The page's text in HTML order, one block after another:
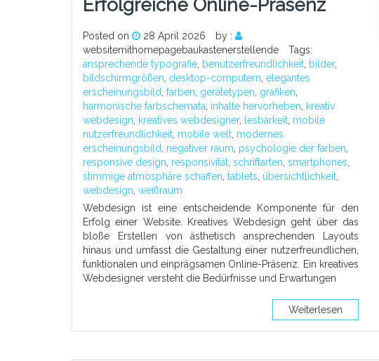
Erfolgreiche Online-Präsenz
Posted on 28 April 2026
by :
websitemithomepagebaukastenerstellende
Tags:
ansprechende typografie benutzerfreundlichkeit bilder,
bildschirmgrößen desktop-computern elegantes
erscheinungsbild farben gerätetypen grafiken
harmonische farbschemata inhalte hervorheben
kreativ
webdesign
kreatives webdesigner, lesbarkeit mobile
nutzerfreundlichkeit mobile welt modernes
erscheinungsbild
negativer raum psychologie der farben
responsive design responsivität schriftarten smartphones
stimmige atmosphäre schaffen tablets übersichtlichkeit
webdesign weißraum
Webdesign ist eine entscheidende Komponente für den
Erfolg einer Website. Kreatives Webdesign geht über das
bloße Erstellen von ästhetisch ansprechenden Layouts
hinaus und umfasst die Gestaltung einer nutzerfreundlichen,
funktionalen und einprägsamen Online-Präsenz. Ein kreatives
Webdesigner versteht die Bedürfnisse und Erwartungen
Weiterlesen